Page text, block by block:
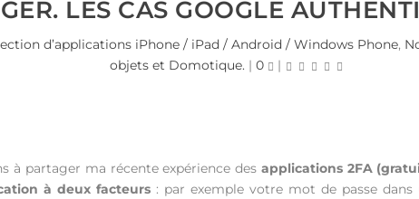
LES CAS GOOGLE
d’applications iPhone / iPad / Android / Windows Phone,
objets et Domotique. | 0 |
à partager ma récente expérience des applications 2FA
à deux facteurs : par exemple votre mot de passe